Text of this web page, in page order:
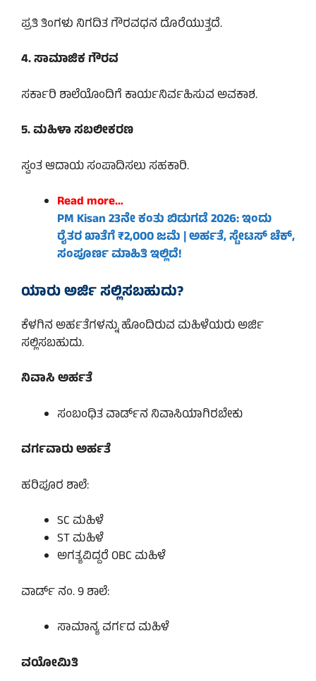
ಪ್ರತಿ ತಿಂಗಳು ನಿಗದಿತ ಗೌರವಧನ ದೊರೆಯುತ್ತದೆ.
4. ಸಾಮಾಜಿಕ ಗೌರವ
ಸರ್ಕಾರಿ ಶಾಲೆಯೊಂದಿಗೆ ಕಾರ್ಯನಿರ್ವಹಿಸುವ ಅವಕಾಶ.
5. ಮಹಿಳಾ ಸಬಲೀಕರಣ
ಸ್ವಂತ ಆದಾಯ ಸಂಪಾದಿಸಲು ಸಹಕಾರಿ.
Read more…
PM Kisan 23ನೇ ಕಂತು ಬಿಡುಗಡೆ 2026: ಇಂದು
ರೈತರ ಖಾತೆಗೆ ₹2,000 ಜಮೆ | ಅರ್ಹತೆ, ಸ್ಟೇಟಸ್ ಚೆಕ್,
ಸಂಪೂರ್ಣ ಮಾಹಿತಿ ಇಲ್ಲಿದೆ!
ಯಾರು ಅರ್ಜಿ ಸಲ್ಲಿಸಬಹುದು?
ಕೆಳಗಿನ ಅರ್ಹತೆಗಳನ್ನು ಹೊಂದಿರುವ ಮಹಿಳೆಯರು ಅರ್ಜಿ
ಸಲ್ಲಿಸಬಹುದು.
ನಿವಾಸಿ ಅರ್ಹತೆ
ಸಂಬಂಧಿತ ವಾರ್ಡ್‌ನ ನಿವಾಸಿಯಾಗಿರಬೇಕು
ವರ್ಗವಾರು ಅರ್ಹತೆ
ಹರಿಪೂರ ಶಾಲೆ:
SC ಮಹಿಳೆ
ST ಮಹಿಳೆ
ಅಗತ್ಯವಿದ್ದರೆ OBC ಮಹಿಳೆ
ವಾರ್ಡ್ ನಂ. 9 ಶಾಲೆ:
ಸಾಮಾನ್ಯ ವರ್ಗದ ಮಹಿಳೆ
ವಯೋಮಿತಿ